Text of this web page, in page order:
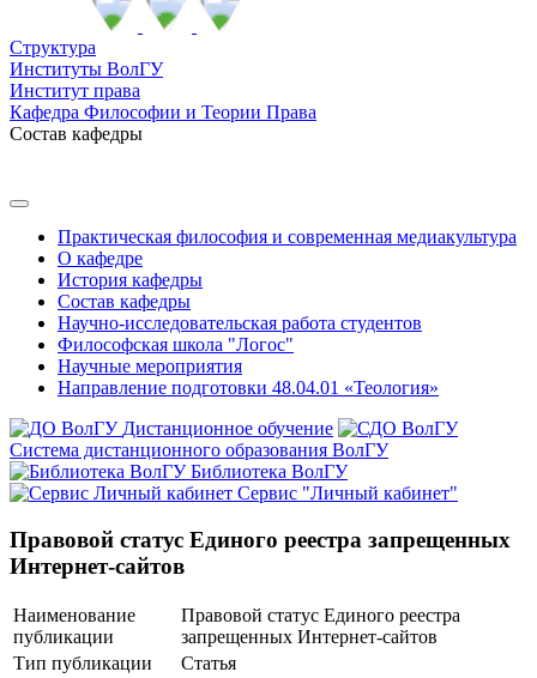
Структура
Институты ВолГУ
Институт права
Кафедра Философии и Теории Права
Состав кафедры
Практическая философия и современная медиакультура
О кафедре
История кафедры
Состав кафедры
Научно-исследовательская работа студентов
Философская школа "Логос"
Научные мероприятия
Направление подготовки 48.04.01 «Теология»
Дистанционное обучение
Система дистанционного образования ВолГУ
Библиотека ВолГУ
Сервис "Личный кабинет"
Правовой статус Единого реестра запрещенных
Интернет-сайтов
Наименование
публикации
Правовой статус Единого реестра
запрещенных Интернет-сайтов
Тип публикации
Статья